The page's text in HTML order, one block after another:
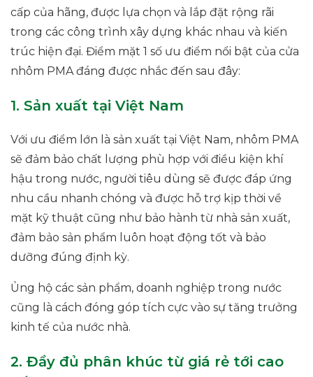
cấp của hãng, được lựa chọn và lắp đặt rộng rãi
trong các công trình xây dựng khác nhau và kiến
trúc hiện đại. Điểm mặt 1 số ưu điểm nổi bật của cửa
nhôm PMA đáng được nhắc đến sau đây:
1. Sản xuất tại Việt Nam
Với ưu điểm lớn là sản xuất tại Việt Nam, nhôm PMA
sẽ đảm bảo chất lượng phù hợp với điều kiện khí
hậu trong nước, người tiêu dùng sẽ được đáp ứng
nhu cầu nhanh chóng và được hỗ trợ kịp thời về
mặt kỹ thuật cũng như bảo hành từ nhà sản xuất,
đảm bảo sản phẩm luôn hoạt động tốt và bảo
dưỡng đúng định kỳ.
Ủng hộ các sản phẩm, doanh nghiệp trong nước
cũng là cách đóng góp tích cực vào sự tăng trưởng
kinh tế của nước nhà.
2. Đầy đủ phân khúc từ giá rẻ tới cao